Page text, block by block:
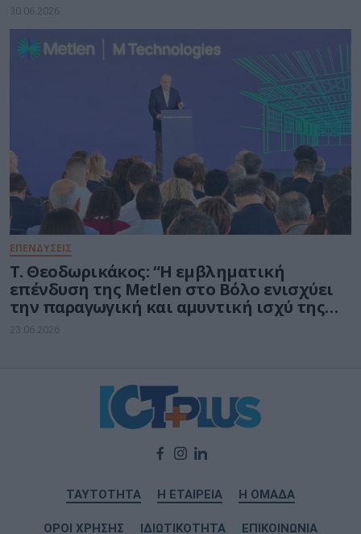
30.06.2026
ΕΠΕΝΔΥΣΕΙΣ
Τ. Θεοδωρικάκος: “Η εμβληματική
επένδυση της Metlen στο Βόλο ενισχύει
την παραγωγική και αμυντική ισχύ της
πατρίδας μας”
23.06.2026
ΤΑΥΤΟΤΗΤΑ Η ΕΤΑΙΡΕΙΑ Η ΟΜΑΔΑ
ΟΡΟΙ ΧΡΗΣΗΣ ΙΔΙΩΤΙΚΟΤΗΤΑ ΕΠΙΚΟΙΝΩΝΙΑ